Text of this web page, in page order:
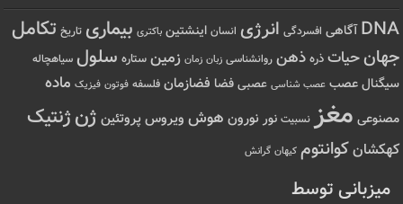
DNA آگاهی افسردگی انرژی انسان اینشتین باکتری بیماری تاریخ تکامل
جهانحیات ذره ذهن روانشناسی زبان زمان زمین ستاره سلول سیاهچاله
سیگنال عصب عصب شناسی عصبی فضا فضازمان فلسفه فوتون فیزیک ماده
مصنوعی مغز نسبیت نور نورون هوش ویروس پروتئین ژنژنتیک
کهکشانکوانتوم کیهان گرانش
میزبانی توسط